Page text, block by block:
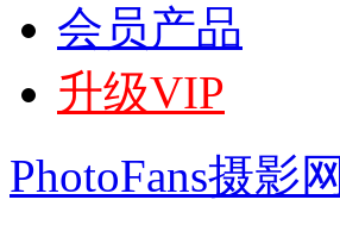
会员产品
升级VIP
PhotoFans摄影网